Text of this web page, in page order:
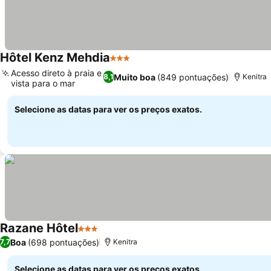
Hôtel Kenz Mehdia3 Estrelas
8,1Muito boa (849 pontuações)
Acesso direto à praia e
vista para o mar
Kenitra
Selecione as datas para ver os preços exatos.
Razane Hôtel3 EstrelasVer preços
7,7Boa (698 pontuações) Kenitra
Selecione as datas para ver os preços exatos.